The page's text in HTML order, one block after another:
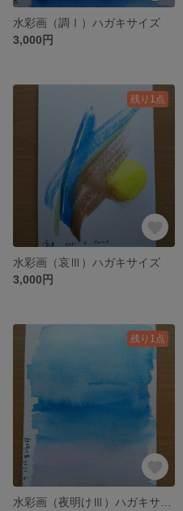
水彩画（調Ⅰ）ハガキサイズ
3,000円
残り1点
水彩画（哀Ⅲ）ハガキサイズ
3,000円
残り1点